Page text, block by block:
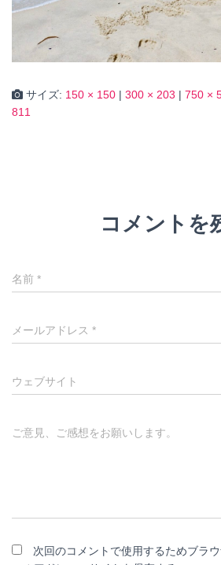
サイズ: 150 × 150 | 300 × 203 | 750 ×
811
コメントを
名前 *
メールアドレス *
ウェブサイト
ご意見、ご感想をお願いします。
次回のコメントで使用するためブラ